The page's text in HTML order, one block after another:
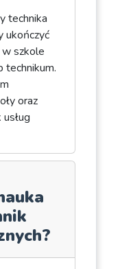
technika
ukończyć
w szkole
technikum.
oraz